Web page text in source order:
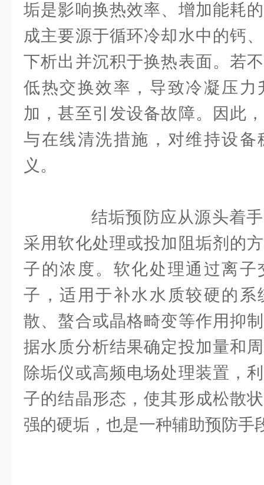
垢是影响换热效率、增加能耗
成主要源于循环冷却水中的钙
下析出并沉积于换热表面。若
低热交换效率，导致冷凝压力
加，甚至引发设备故障。因此
与在线清洗措施，对维持设备
义。
结垢预防应从源头着手
采用软化处理或投加阻垢剂的
子的浓度。软化处理通过离子
子，适用于补水水质较硬的系
散、螯合或晶格畸变等作用抑
据水质分析结果确定投加量和
除垢仪或高频电场处理装置，
子的结晶形态，使其形成松散
强的硬垢，也是一种辅助预防手